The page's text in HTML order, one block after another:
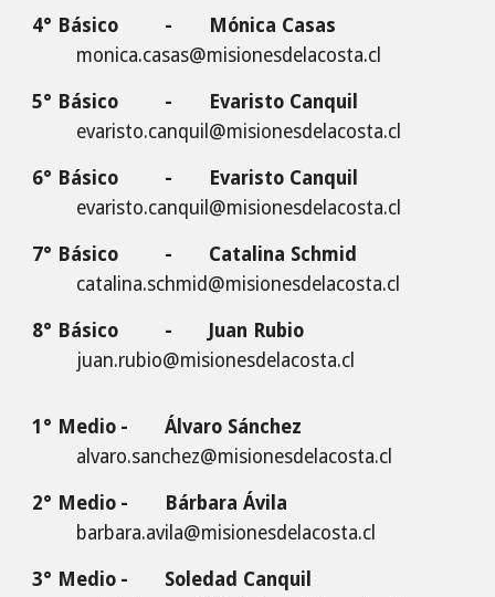
4° Básico -
Mónica Casas
monica.casas@misionesdelacosta.cl
5° Básico -
Evaristo Canquil
evaristo.canquil@misionesdelacosta.cl
6° Básico -
Evaristo Canquil
evaristo.canquil@misionesdelacosta.cl
7° Básico -
Catalina Schmid
catalina.schmid@misionesdelacosta.cl
8° Básico -
Juan Rubio
juan.rubio@misionesdelacosta.cl
1° Medio -
Álvaro Sánchez
alvaro.sanchez@misionesdelacosta.cl
2° Medio -
Bárbara Ávila
barbara.avila@misionesdelacosta.cl
3° Medio -
Soledad Canquil